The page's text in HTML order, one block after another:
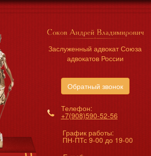
Заслуженный адвокат Союза
адвокатов России
Обратный звонок
Телефон:
+7(908)590-52-56
График работы:
ПН-ПТс 9-00 до 19-00